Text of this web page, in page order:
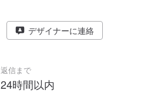
デザイナーに連絡
返信まで
24時間以内